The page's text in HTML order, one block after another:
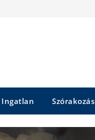
Ingatlan Szórakozás